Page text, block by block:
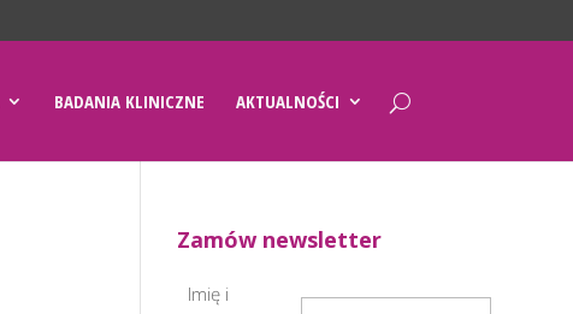
BADANIA KLINICZNE AKTUALNOŚCI
Zamów newsletter
Imię i